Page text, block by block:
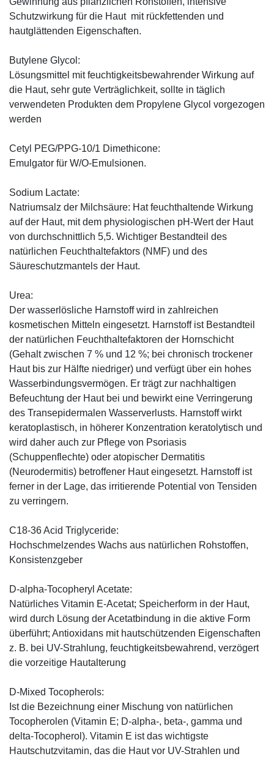
Schutzwirkung für die Haut mit rückfettenden und
hautglättenden Eigenschaften.
Butylene Glycol:
Lösungsmittel mit feuchtigkeitsbewahrender Wirkung auf
die Haut, sehr gute Verträglichkeit, sollte in täglich
verwendeten Produkten dem Propylene Glycol vorgezogen
werden
Cetyl PEG/PPG-10/1 Dimethicone:
Emulgator für W/O-Emulsionen.
Sodium Lactate:
Natriumsalz der Milchsäure: Hat feuchthaltende Wirkung
auf der Haut, mit dem physiologischen pH-Wert der Haut
von durchschnittlich 5,5. Wichtiger Bestandteil des
natürlichen Feuchthaltefaktors (NMF) und des
Säureschutzmantels der Haut.
Urea:
Der wasserlösliche Harnstoff wird in zahlreichen
kosmetischen Mitteln eingesetzt. Harnstoff ist Bestandteil
der natürlichen Feuchthaltefaktoren der Hornschicht
(Gehalt zwischen 7 % und 12 %; bei chronisch trockener
Haut bis zur Hälfte niedriger) und verfügt über ein hohes
Wasserbindungsvermögen. Er trägt zur nachhaltigen
Befeuchtung der Haut bei und bewirkt eine Verringerung
des Transepidermalen Wasserverlusts. Harnstoff wirkt
keratoplastisch, in höherer Konzentration keratolytisch und
wird daher auch zur Pflege von Psoriasis
(Schuppenflechte) oder atopischer Dermatitis
(Neurodermitis) betroffener Haut eingesetzt. Harnstoff ist
ferner in der Lage, das irritierende Potential von Tensiden
zu verringern.
C18-36 Acid Triglyceride:
Hochschmelzendes Wachs aus natürlichen Rohstoffen,
Konsistenzgeber
D-alpha-Tocopheryl Acetate:
Natürliches Vitamin E-Acetat; Speicherform in der Haut,
wird durch Lösung der Acetatbindung in die aktive Form
überführt; Antioxidans mit hautschützenden Eigenschaften
z. B. bei UV-Strahlung, feuchtigkeitsbewahrend, verzögert
die vorzeitige Hautalterung
D-Mixed Tocopherols:
Ist die Bezeichnung einer Mischung von natürlichen
Tocopherolen (Vitamin E; D-alpha-, beta-, gamma und
delta-Tocopherol). Vitamin E ist das wichtigste
Hautschutzvitamin, das die Haut vor UV-Strahlen und